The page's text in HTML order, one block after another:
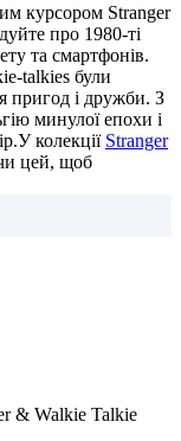
курсором Stranger
про 1980-ті
та смартфонів.
talkies були
пригод і дружби. З
минулої епохи і
колекції Stranger
цей, щоб
& Walkie Talkie